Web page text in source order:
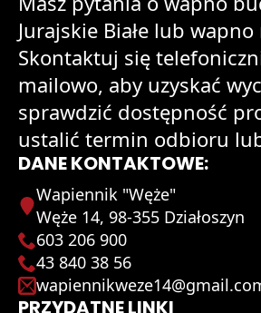
Jurajskie Białe lub wapno
Skontaktuj się
mailowo, aby uzyskać
sprawdzić dostępność
ustalić termin odbioru
DANE KONTAKTOWE:
Wapiennik "Węże"
Węże 14, 98-355 Działoszyn
603 206 900
43 840 38 56